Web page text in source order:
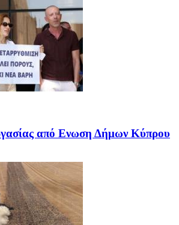
από Ενωση Δήμων Κύπρου